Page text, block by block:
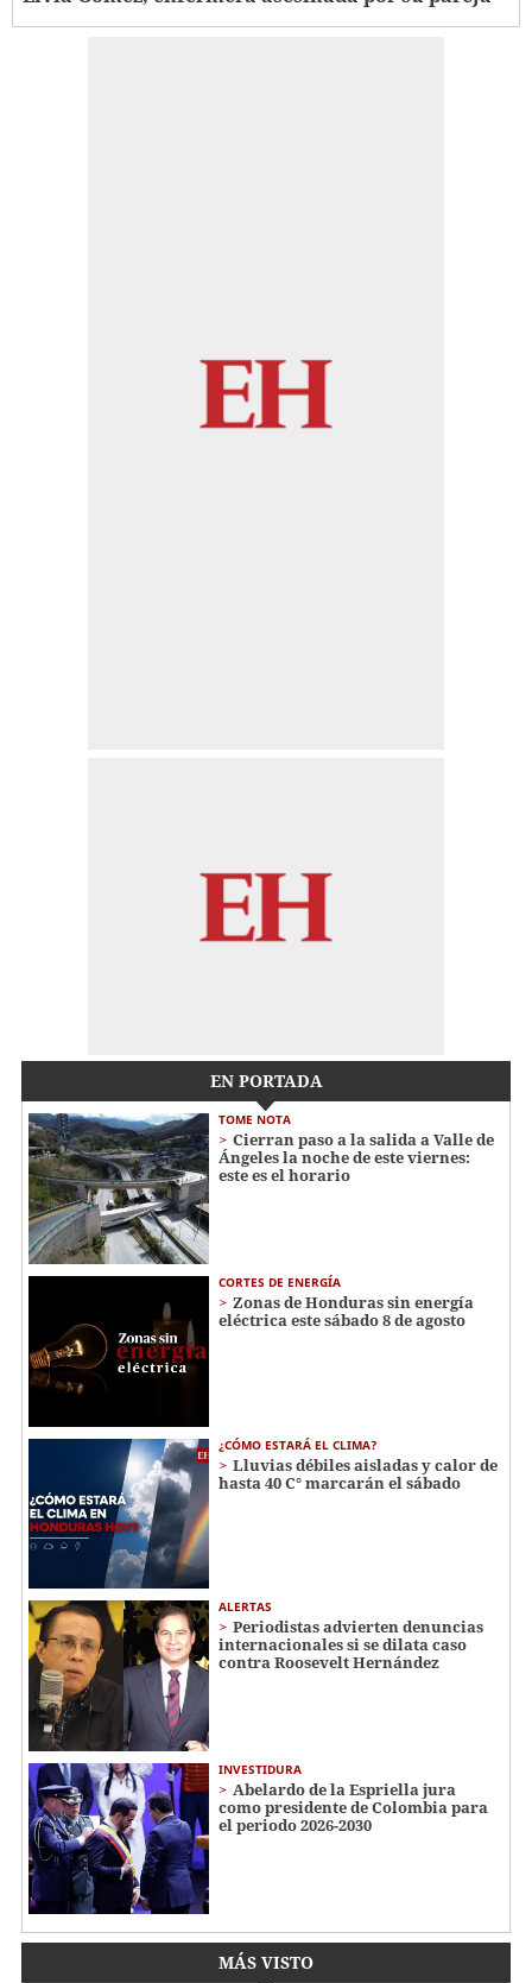
EN PORTADA
TOME NOTA
Cierran paso a la salida a Valle de
Ángeles la noche de este viernes:
este es el horario
CORTES DE ENERGÍA
Zonas de Honduras sin energía
eléctrica este sábado 8 de agosto
¿CÓMO ESTARÁ EL CLIMA?
Lluvias débiles aisladas y calor de
hasta 40 C° marcarán el sábado
ALERTAS
Periodistas advierten denuncias
internacionales si se dilata caso
contra Roosevelt Hernández
INVESTIDURA
Abelardo de la Espriella jura
como presidente de Colombia para
el periodo 2026-2030
MÁS VISTO